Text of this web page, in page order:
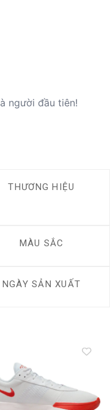
người đầu tiên!
THƯƠNG HIỆU
MÀU SẮC
NGÀY SẢN XUẤT
Add to
wishlist